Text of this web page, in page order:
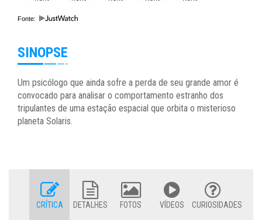
Fonte:
SINOPSE
Um psicólogo que ainda sofre a perda de seu grande amor é
convocado para analisar o comportamento estranho dos
tripulantes de uma estação espacial que orbita o misterioso
planeta Solaris.
CRÍTICA DETALHES FOTOS VÍDEOS CURIOSIDADES